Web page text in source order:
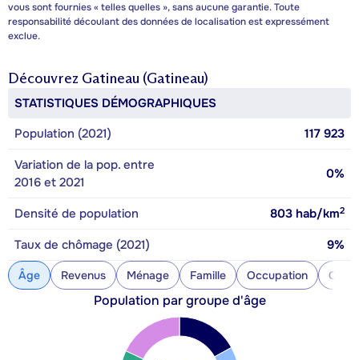
vous sont fournies « telles quelles », sans aucune garantie. Toute
responsabilité découlant des données de localisation est expressément
exclue.
Découvrez Gatineau (Gatineau)
STATISTIQUES DÉMOGRAPHIQUES
Population (2021)
117 923
Variation de la pop. entre
2016 et 2021
0%
Densité de population 803 hab/km2
Taux de chômage (2021) 9%
Âge Revenus Ménage Famille Occupation
Population par groupe d'âge